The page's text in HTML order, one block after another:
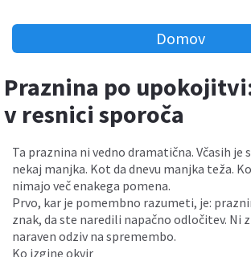
Domov
Praznina po
v resnici sporoča
Ta praznina ni vedno dramatična. Včasih je
nekaj manjka. Kot da dnevu manjka teža.
nimajo več enakega pomena.
Prvo, kar je pomembno razumeti, je:
znak, da ste naredili napačno odločitev. Ni
naraven odziv na spremembo.
Ko izgine okvir